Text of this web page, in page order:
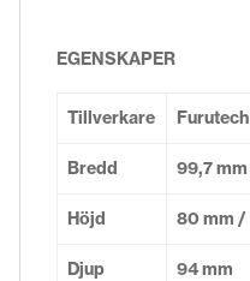
EGENSKAPER
Tillverkare Furutech
Bredd 99,7 mm
Höjd 80 mm /
Djup 94 mm